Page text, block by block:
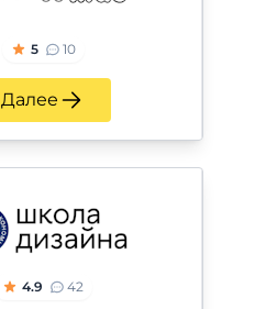
5 10
Далее
4.9 42